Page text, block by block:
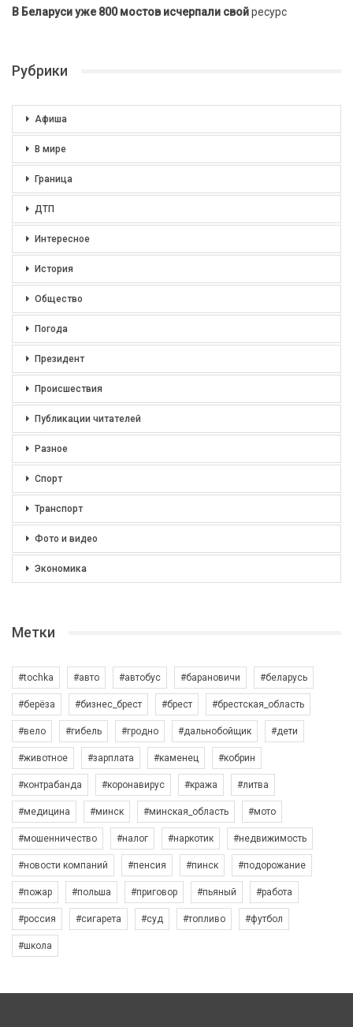
В Беларуси уже 800 мостов исчерпали свойресурс
Рубрики
Афиша
В мире
Граница
ДТП
Интересное
История
Общество
Погода
Президент
Происшествия
Публикации читателей
Разное
Спорт
Транспорт
Фото и видео
Экономика
Метки
#tochka #авто #автобус #барановичи #беларусь
#берёза #бизнес_брест #брест #брестская_область
#вело #гибель #гродно #дальнобойщик #дети
#животное #зарплата #каменец #кобрин
#контрабанда #коронавирус #кража #литва
#медицина #минск #минская_область #мото
#мошенничество #налог #наркотик #недвижимость
#новости компаний #пенсия #пинск #подорожание
#пожар #польша #приговор #пьяный #работа
#россия #сигарета #суд #топливо #футбол
#школа